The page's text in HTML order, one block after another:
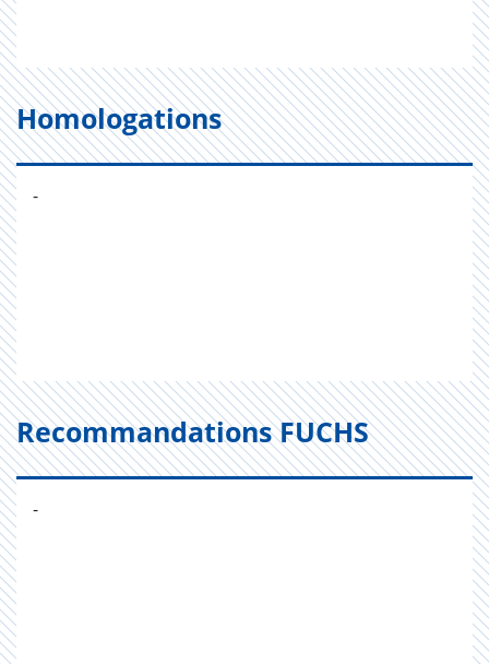
Homologations
-
Recommandations FUCHS
-